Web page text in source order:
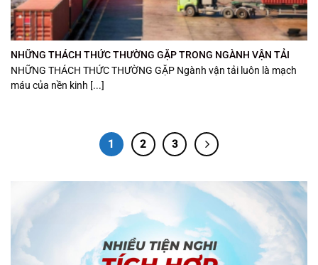
NHỮNG THÁCH THỨC THƯỜNG GẶP TRONG NGÀNH VẬN TẢI
NHỮNG THÁCH THỨC THƯỜNG GẶP Ngành vận tải luôn là mạch
máu của nền kinh [...]
1 2 3